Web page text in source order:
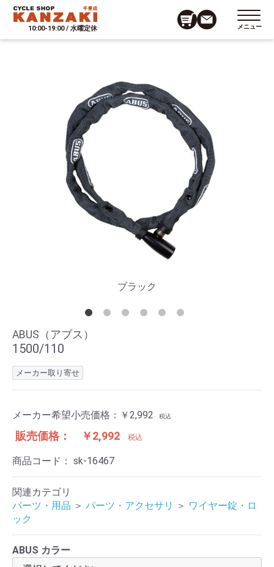
10:00-19:00 / 水曜定休 メニュー
ブラック
ABUS（アブス）
1500/110
メーカー取り寄せ
メーカー希望小売価格： ￥2,992 税込
販売価格： ￥2,992 税込
商品コード： sk-16467
関連カテゴリ
パーツ・用品 ＞ パーツ・アクセサリ ＞ ワイヤー錠・ロ
ック
ABUS カラー